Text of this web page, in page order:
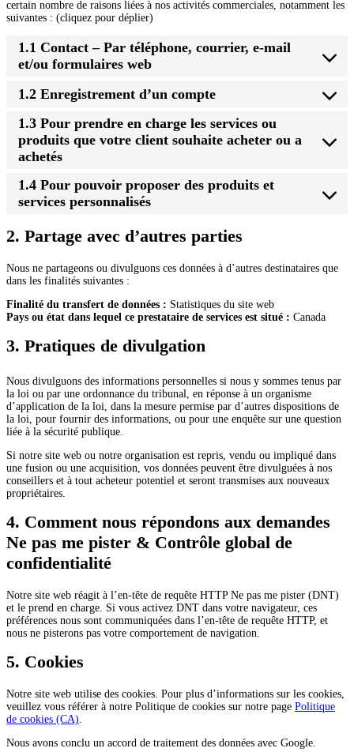
certain nombre de raisons liées à nos activités commerciales, notamment les
suivantes : (cliquez pour déplier)
1.1 Contact – Par téléphone, courrier, e-mail
et/ou formulaires web
1.2 Enregistrement d’un compte
1.3 Pour prendre en charge les services ou
produits que votre client souhaite acheter ou a
achetés
1.4 Pour pouvoir proposer des produits et
services personnalisés
2. Partage avec d’autres parties
Nous ne partageons ou divulguons ces données à d’autres destinataires que
dans les finalités suivantes :
Finalité du transfert de données : Statistiques du site web
Pays ou état dans lequel ce prestataire de services est situé : Canada
3. Pratiques de divulgation
Nous divulguons des informations personnelles si nous y sommes tenus par
la loi ou par une ordonnance du tribunal, en réponse à un organisme
d’application de la loi, dans la mesure permise par d’autres dispositions de
la loi, pour fournir des informations, ou pour une enquête sur une question
liée à la sécurité publique.
Si notre site web ou notre organisation est repris, vendu ou impliqué dans
une fusion ou une acquisition, vos données peuvent être divulguées à nos
conseillers et à tout acheteur potentiel et seront transmises aux nouveaux
propriétaires.
4. Comment nous répondons aux demandes
Ne pas me pister & Contrôle global de
confidentialité
Notre site web réagit à l’en-tête de requête HTTP Ne pas me pister (DNT)
et le prend en charge. Si vous activez DNT dans votre navigateur, ces
préférences nous sont communiquées dans l’en-tête de requête HTTP, et
nous ne pisterons pas votre comportement de navigation.
5. Cookies
Notre site web utilise des cookies. Pour plus d’informations sur les cookies,
veuillez vous référer à notre Politique de cookies sur notre page Politique
de cookies (CA).
Nous avons conclu un accord de traitement des données avec Google.